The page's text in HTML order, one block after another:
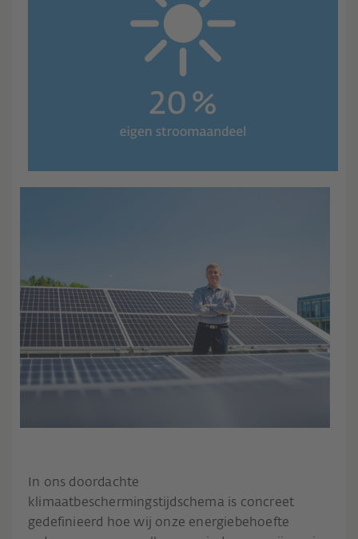
In ons doordachte
klimaatbeschermingstijdschema is concreet
gedefinieerd hoe wij onze energiebehoefte